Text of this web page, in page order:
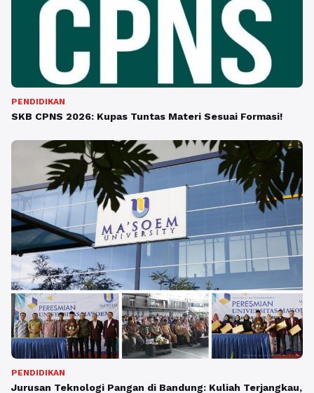
PENDIDIKAN
SKB CPNS 2026: Kupas Tuntas Materi Sesuai Formasi!
PENDIDIKAN
Jurusan Teknologi Pangan di Bandung: Kuliah Terjangkau,